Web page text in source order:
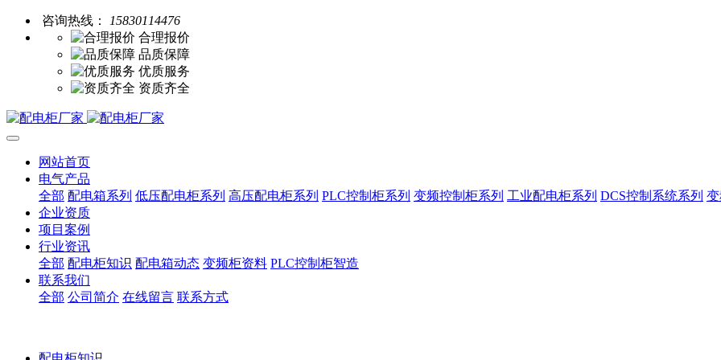
咨询热线：
15830114476
合理报价
品质保障
优质服务
资质齐全
网站首页
电气产品
全部 配电箱系列 低压配电柜系列 高压配电柜系列 PLC控制柜系列 变频控制柜系列 工业配电柜系列 DCS控制系统系列
企业资质
项目案例
行业资讯
全部 配电柜知识 配电箱动态 变频柜资料 PLC控制柜智造
联系我们
全部 公司简介 在线留言 联系方式